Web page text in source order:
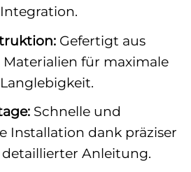
Gefertigt aus
für maximale
Schnelle und
Installation dank präziser
Anleitung.